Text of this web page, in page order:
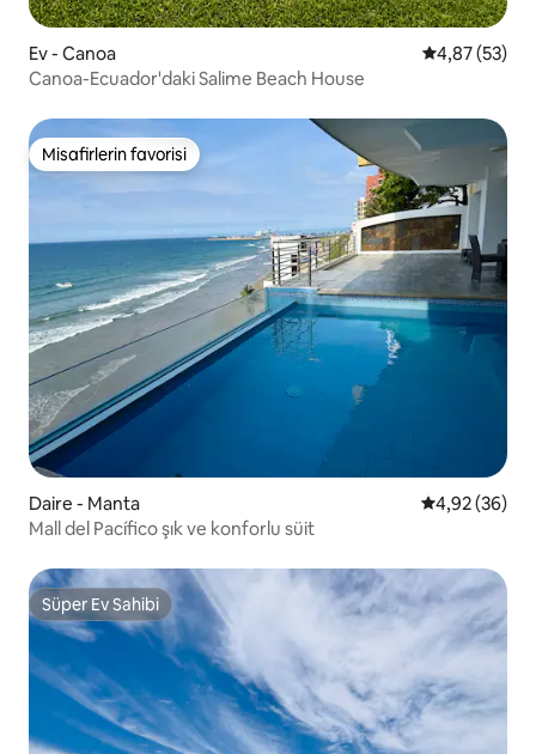
Ev - Canoa 5 üzerinden
4,87 (53)
Canoa-Ecuador'daki Salime Beach House
Misafirlerin favorisi
Misafirlerin favorisi
Daire - Manta 5 üzerinden
4,92 (36)
Mall del Pacífico şık ve konforlu süit
Süper Ev Sahibi
Süper Ev Sahibi